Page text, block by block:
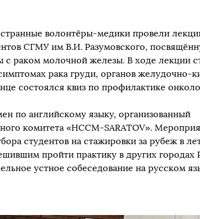
волонтёры-медики провели
СГМУ им В.И. Разумовского,
раком молочной железы. В ходе лекции
рака груди, органов желудочно-
состоялся квиз по профилактике
по английскому языку, организованный
комитета «HCCM-SARATOV».
студентов на стажировки за рубеж в
пройти практику в других
устное собеседование на русском